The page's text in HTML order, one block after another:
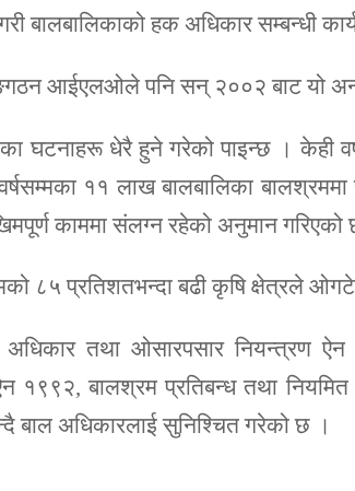
बालबालिकाको हक अधिकार सम्बन्धी
आईएलओले पनि सन् २००२ बाट यो
घटनाहरू धेरै हुने गरेको पाइन्छ ।
११ लाख बालबालिका
काममा संलग्न रहेको अनुमान गरिएको
८५ प्रतिशतभन्दा बढी कृषि क्षेत्रले
अधिकार तथा ओसारपसार नियन्त्रण
ऐन १९९२, बालश्रम प्रतिबन्ध तथा
बाल अधिकारलाई सुनिश्चित गरेको छ ।